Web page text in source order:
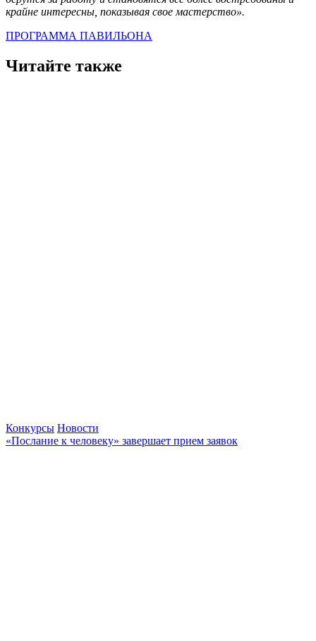
крайне интересны, показывая свое мастерство».
ПРОГРАММА ПАВИЛЬОНА
Читайте также
Конкурсы Новости
«Послание к человеку» завершает прием заявок